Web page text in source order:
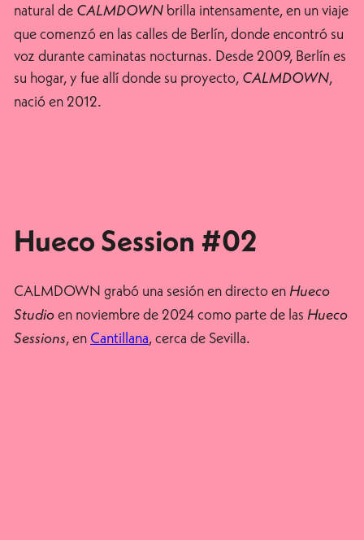
natural de CALMDOWNbrilla intensamente, en un viaje
que comenzó en las calles de Berlín, donde encontró su
voz durante caminatas nocturnas. Desde 2009, Berlín es
su hogar, y fue allí donde su proyecto, CALMDOWN,
nació en 2012.
Hueco Session #02
CALMDOWN grabó una sesión en directo en Hueco
Studioen noviembre de 2024 como parte de las Hueco
Sessions, en Cantillana, cerca de Sevilla.